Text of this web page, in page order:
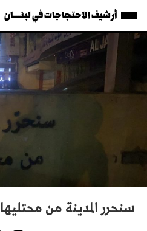
أرشيف الاحتجاجات في لبنــــان
سنحرر المدينة من محتليها